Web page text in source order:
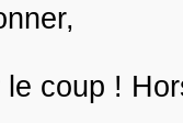
coup !